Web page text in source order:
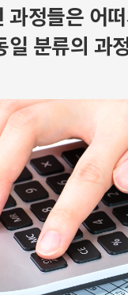
과정들은 어
일 분류의 과